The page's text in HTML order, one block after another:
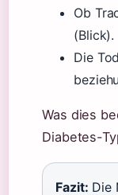
Ob
(Blick).
Die
Was dies
Diabetes-
Fazit: Die